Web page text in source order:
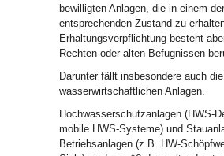
bewilligten Anlagen, die in einem
entsprechenden Zustand zu
Erhaltungsverpflichtung besteht
Rechten oder alten Befugnissen
Darunter fällt insbesondere auch
wasserwirtschaftlichen Anlagen.
Hochwasserschutzanlagen (HWS-
mobile HWS-Systeme) und
Betriebsanlagen (z.B. HW-